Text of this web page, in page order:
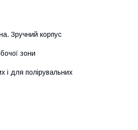
Зручний корпус
зони
для полірувальних